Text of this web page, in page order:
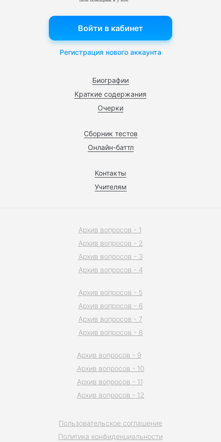
Биографии
Краткие содержания
Очерки
Сборник тестов
Онлайн-баттл
Контакты
Учителям
Войти в кабинет
Регистрация нового аккаунта
Пользовательское соглашение
Политика конфиденциальности
Архив вопросов - 1
Архив вопросов - 2
Архив вопросов - 3
Архив вопросов - 4
Архив вопросов - 5
Архив вопросов - 6
Архив вопросов - 7
Архив вопросов - 8
Архив вопросов - 9
Архив вопросов - 10
Архив вопросов - 11
Архив вопросов - 12